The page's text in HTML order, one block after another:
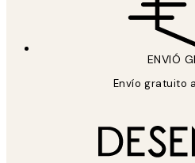
ENVIÓ
Envío gratuito